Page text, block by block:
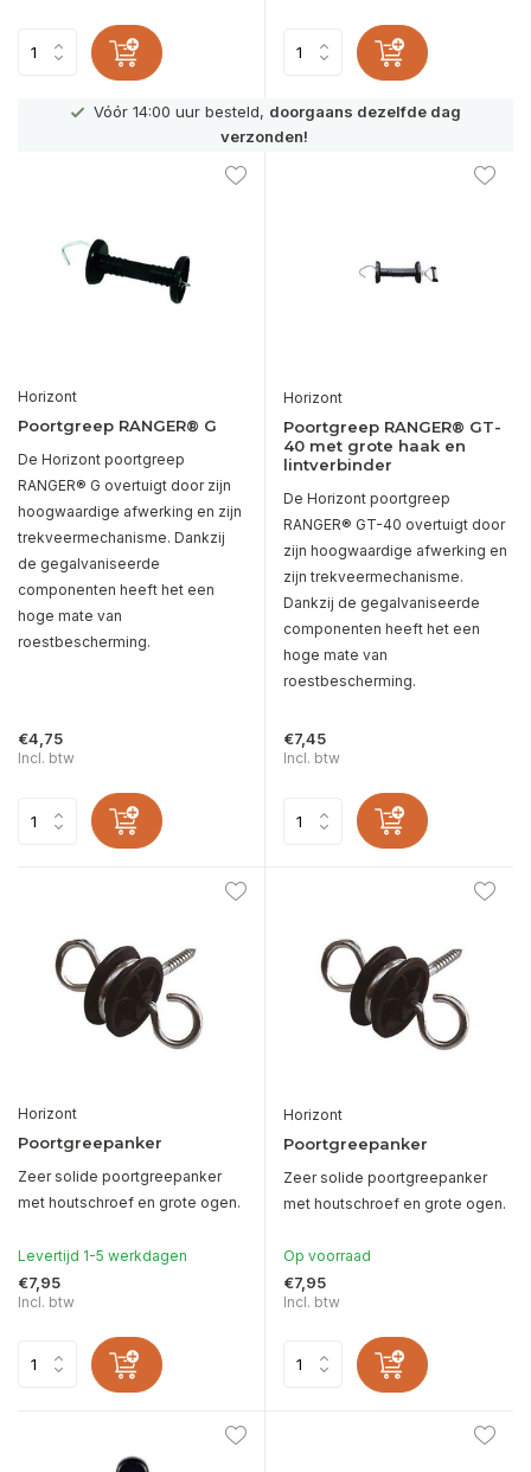
OfficieelHusqvarna Premium Dealerin Nederland
Horizont
Poortgreep RANGER® G
De Horizont poortgreep
RANGER® G overtuigt door zijn
hoogwaardige afwerking en zijn
trekveermechanisme. Dankzij
de gegalvaniseerde
componenten heeft het een
hoge mate van
roestbescherming.
€4,75
Incl. btw
Horizont
Poortgreep RANGER® GT-
40 met grote haak en
lintverbinder
De Horizont poortgreep
RANGER® GT-40 overtuigt door
zijn hoogwaardige afwerking en
zijn trekveermechanisme.
Dankzij de gegalvaniseerde
componenten heeft het een
hoge mate van
roestbescherming.
€7,45
Incl. btw
Horizont
Poortgreepanker
Zeer solide poortgreepanker
met houtschroef en grote ogen.
Levertijd 1-5 werkdagen
€7,95
Incl. btw
Horizont
Poortgreepanker
Zeer solide poortgreepanker
met houtschroef en grote ogen.
Op voorraad
€7,95
Incl. btw